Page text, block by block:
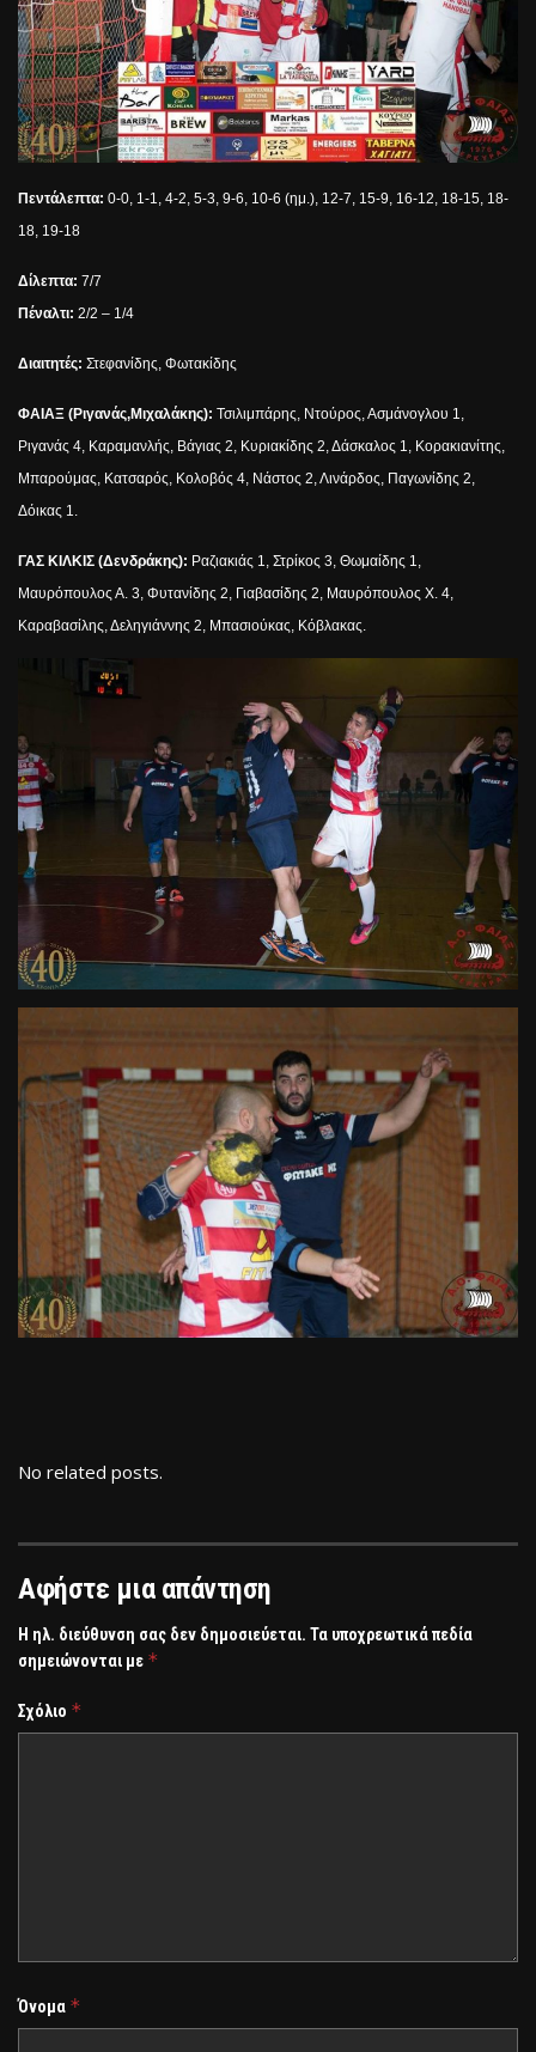
Πεντάλεπτα: 0-0, 1-1, 4-2, 5-3, 9-6, 10-6 (ημ.), 12-7, 15-9, 16-12, 18-15, 18-
18, 19-18
Δίλεπτα: 7/7
Πέναλτι: 2/2 – 1/4
Διαιτητές: Στεφανίδης, Φωτακίδης
ΦΑΙΑΞ (Ριγανάς,Μιχαλάκης): Τσιλιμπάρης, Ντούρος, Ασμάνογλου 1,
Ριγανάς 4, Καραμανλής, Βάγιας 2, Κυριακίδης 2, Δάσκαλος 1, Κορακιανίτης,
Μπαρούμας, Κατσαρός, Κολοβός 4, Νάστος 2, Λινάρδος, Παγωνίδης 2,
Δόικας 1.
ΓΑΣ ΚΙΛΚΙΣ (Δενδράκης): Ραζιακιάς 1, Στρίκος 3, Θωμαίδης 1,
Μαυρόπουλος Α. 3, Φυτανίδης 2, Γιαβασίδης 2, Μαυρόπουλος Χ. 4,
Καραβασίλης, Δεληγιάννης 2, Μπασιούκας, Κόβλακας.
No related posts.
Αφήστε μια απάντηση
Η ηλ. διεύθυνση σας δεν δημοσιεύεται. Τα υποχρεωτικά πεδία
σημειώνονται με *
Σχόλιο *
Όνομα *